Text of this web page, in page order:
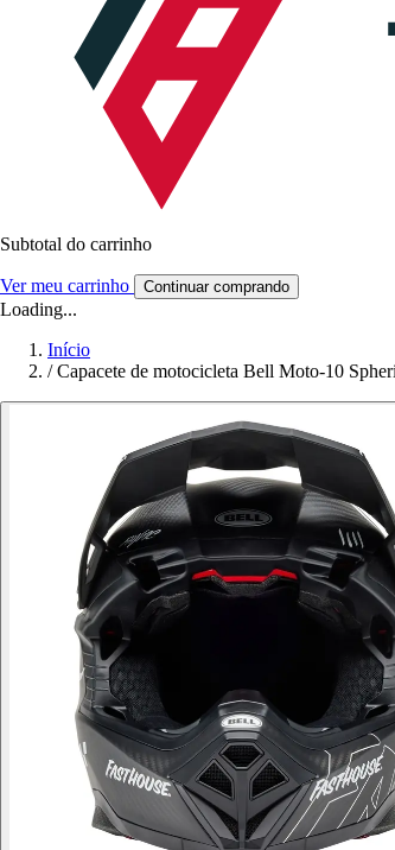
Subtotal do carrinho
Ver meu carrinho Continuar comprando
Loading...
Início
/ Capacete de motocicleta Bell Moto-10